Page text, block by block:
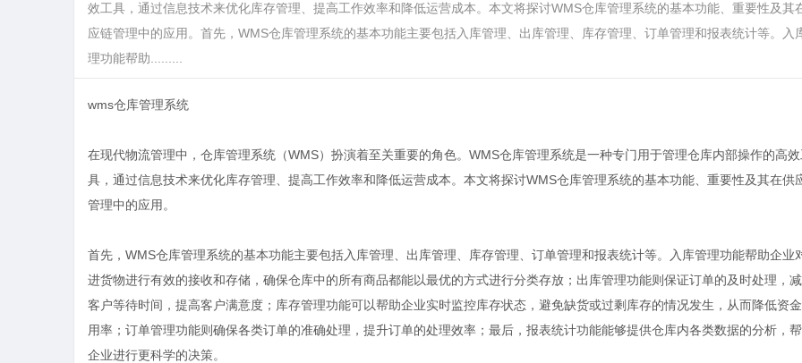
效工具，通过信息技术来优化库存管理、提高工作效率和降低运营成本。本文将探讨WMS仓库管理系统的基本功能、重要性及其
应链管理中的应用。首先，WMS仓库管理系统的基本功能主要包括入库管理、出库管理、库存管理、订单管理和报表统计等。入
理功能帮助.........
wms仓库管理系统
在现代物流管理中，仓库管理系统（WMS）扮演着至关重要的角色。WMS仓库管理系统是一种专门用于管理仓库内部操作的高效
具，通过信息技术来优化库存管理、提高工作效率和降低运营成本。本文将探讨WMS仓库管理系统的基本功能、重要性及其在供
管理中的应用。
首先，WMS仓库管理系统的基本功能主要包括入库管理、出库管理、库存管理、订单管理和报表统计等。入库管理功能帮助企业
进货物进行有效的接收和存储，确保仓库中的所有商品都能以最优的方式进行分类存放；出库管理功能则保证订单的及时处理，
客户等待时间，提高客户满意度；库存管理功能可以帮助企业实时监控库存状态，避免缺货或过剩库存的情况发生，从而降低资
用率；订单管理功能则确保各类订单的准确处理，提升订单的处理效率；最后，报表统计功能能够提供仓库内各类数据的分析，
企业进行更科学的决策。